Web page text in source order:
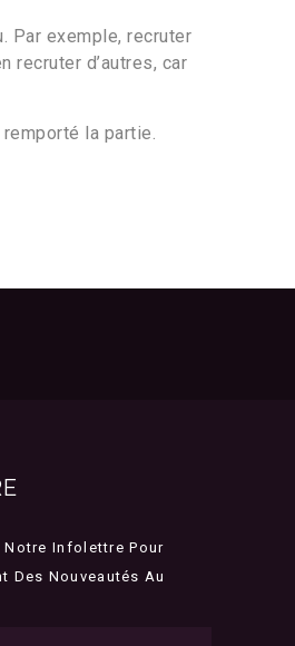
Par exemple, recruter
recruter d’autres, car
la partie.
Infolettre Pour
Des Nouveautés Au